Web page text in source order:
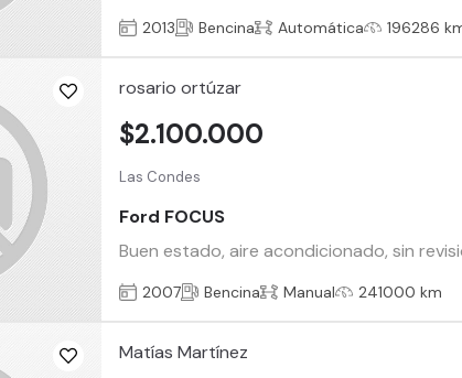
2013 Bencina Automática 196286
rosario ortúzar
Las Condes
Ford FOCUS
Buen estado, aire acondicionado, sin
$2.100.000
2007 Bencina Manual 241000 km
Matías Martínez